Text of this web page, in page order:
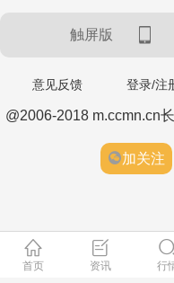
触屏版
意见反馈 登录/注
@2006-2018 m.ccmn.cn
加关注
首页 资讯 行